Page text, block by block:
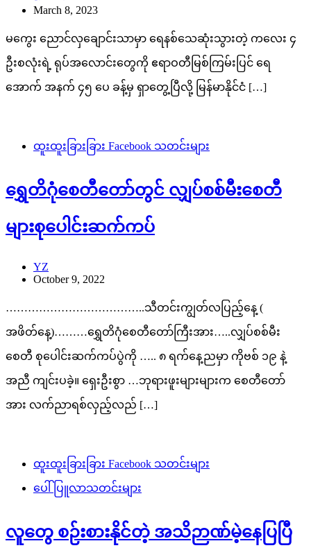
March 8, 2023
မကွေး ညောင်လှချောင်းသာမှာ ရေနစ်သေဆုံးသွားတဲ့ ကလေး ၄
ဦးစလုံးရဲ့ ရုပ်အလောင်းတွေကို ဧရာဝတီမြစ်ကြမ်းပြင် ရေ
အောက် အနက် ၄၅ ပေ ခန့်မှ ရှာတွေ့ပြီလို့ မြန်မာနိုင်ငံ […]
ထူးထူးခြားခြား Facebook သတင်းများ
ရွှေတိဂုံစေတီတော်တွင် လျှပ်စစ်မီးစေတီ
များစုပေါင်းဆက်ကပ်
YZ
October 9, 2022
………………………………..သီတင်းကျွတ်လပြည့်နေ့ (
အဖိတ်နေ့)………ရွှေတိဂုံစေတီတော်ကြီးအား…..လျှပ်စစ်မီး
စေတီ စုပေါင်းဆက်ကပ်ပွဲကို ….. ၈ ရက်နေ့ညမှာ ကိုဗစ် ၁၉ နဲ့
အညီ ကျင်းပခဲ့။ ရှေးဦးစွာ …ဘုရားဖူးများများက စေတီတော်
အား လက်ညာရစ်လှည့်လည် […]
ထူးထူးခြားခြား Facebook သတင်းများ
ပေါ်ပြူလာသတင်းများ
လူတွေ စဉ်းစားနိုင်တဲ့ အသိဉာဏ်မဲ့နေပြပြီ